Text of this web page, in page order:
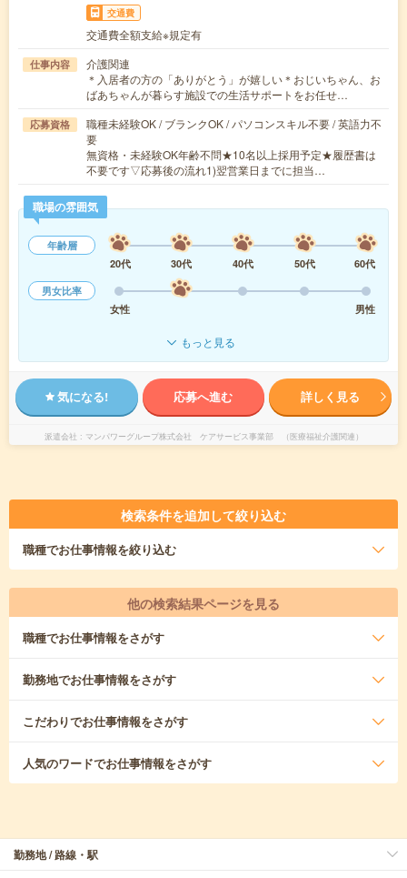
交通費
交通費全額支給※規定有
仕事内容
介護関連
＊入居者の方の「ありがとう」が嬉しい＊おじいちゃん、お
ばあちゃんが暮らす施設での生活サポートをお任せ…
応募資格
職種未経験OK / ブランクOK / パソコンスキル不要 / 英語力不
要
無資格・未経験OK年齢不問★10名以上採用予定★履歴書は
不要です▽応募後の流れ1)翌営業日までに担当…
職場の雰囲気
年齢層
20代
30代 40代 50代
60代
男女比率
女性
男性
もっと見る
気になる! 応募へ進む 詳しく見る
派遣会社 マンパワーグループ株式会社 ケアサービス事業部 （医療福祉介護関連）
検索条件を追加して絞り込む
職種でお仕事情報を絞り込む
他の検索結果ページを見る
職種でお仕事情報をさがす
勤務地でお仕事情報をさがす
こだわりでお仕事情報をさがす
人気のワードでお仕事情報をさがす
勤務地 / 路線・駅